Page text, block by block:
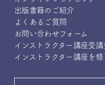
出版書籍のご紹介
よくあるご質問
お問い合わせフォーム
インストラクター講座受講
インストラクター講座を